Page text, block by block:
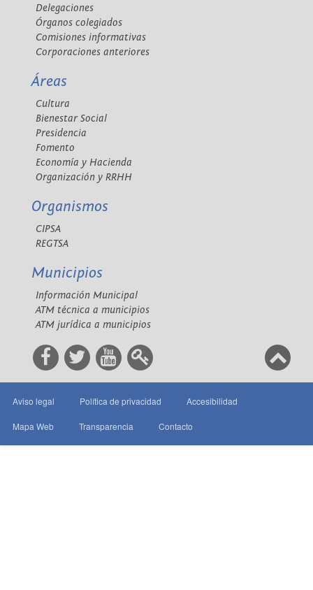
Delegaciones
Órganos colegiados
Comisiones informativas
Corporaciones anteriores
Áreas
Cultura
Bienestar Social
Presidencia
Fomento
Economía y Hacienda
Organización y RRHH
Organismos
CIPSA
REGTSA
Municipios
Información Municipal
ATM técnica a municipios
ATM jurídica a municipios
Aviso legal Política de privacidad Accesibilidad
Mapa Web Transparencia Contacto